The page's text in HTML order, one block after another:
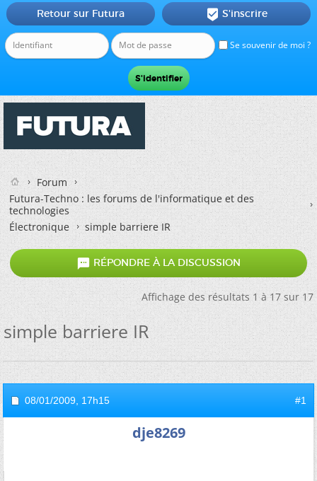
Se souvenir de moi ?
Retour sur Futura  S'inscrire
Forum
Futura-Techno : les forums de l'informatique et des
technologies
Électronique
simple barriere IR
 RÉPONDRE À LA DISCUSSION
Affichage des résultats 1 à 17 sur 17
simple barriere IR
08/01/2009, 17h15 #1
dje8269